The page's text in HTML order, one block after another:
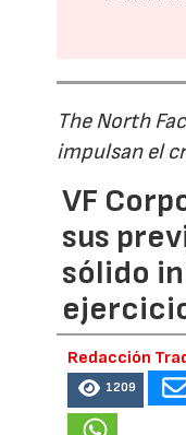
The North
impulsan el
VF
sus
sólido
Redacción
1209